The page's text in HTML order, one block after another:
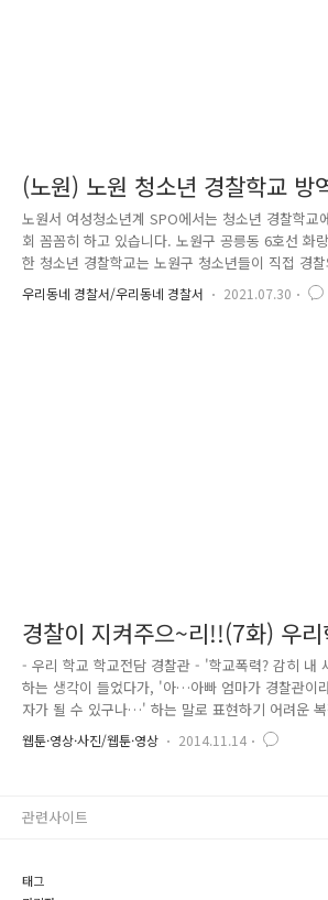
(노원) 노원 청소년 경찰학교 방
노원서 여성청소년계 SPO에서는 청소년 경찰학교
회 꼼꼼히 하고 있습니다. 노원구 공릉동 6호선 화
한 청소년 경찰학교는 노원구 청소년들이 직접 경
하는 진로 교육과 학교폭력예방을 위해 다양한 경찰
다. 코로나19 상황이 종식되면 맘편히 경찰학교 체
우리동네 경찰서/우리동네 경찰서 2021.07.30
경찰이 지켜주으~리!!(7화) 우
경찰관(SPO)
- 우리 학교 학교전담 경찰관 - '학교폭력? 감히 내
하는 생각이 들었다가, '아…아빠 엄마가 경찰관이
자가 될 수 있구나…' 하는 말로 표현하기 어려운
속을 스쳐 갔습니다. 당황하지 않고 이럴 때 일수록
받는 일이 없도록 해야 한다면서도 조급한 심경이
해결해줄게!"라며, 학교전담경찰관, 학교폭력 유형,
웹툰·영상·사진/웹툰·영상 2014.11.14
태그
관련사이트